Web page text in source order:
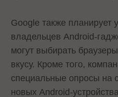
Google также планирует
владельцев Android-
могут выбирать
вкусу. Кроме того,
специальные опросы на
новых Android-